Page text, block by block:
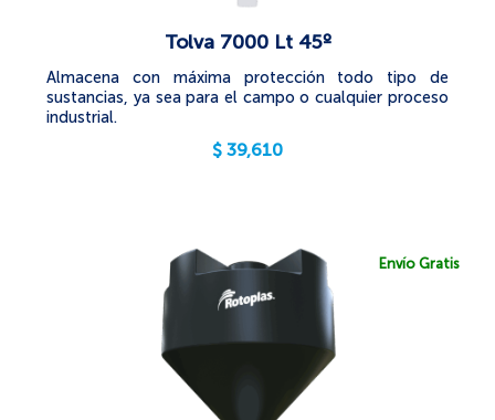
Tolva 7000 Lt 45º
Almacena con máxima protección todo tipo de
sustancias, ya sea para el campo o cualquier proceso
industrial.
$ 39,610
Envío Gratis